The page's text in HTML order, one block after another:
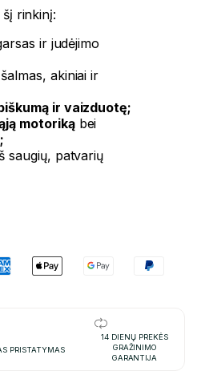
rinkinį:
ir judėjimo
akiniai ir
ir vaizduotę;
motorikąbei
saugių, patvarių
PRISTATYMAS
14 DIENŲ PREKĖS
GRAŽINIMO
GARANTIJA